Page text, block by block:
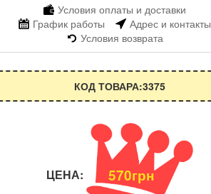
Условия оплаты и доставки
График работы
Адрес и контакты
Условия возврата
КОД ТОВАРА:3375
ЦЕНА: 570грн